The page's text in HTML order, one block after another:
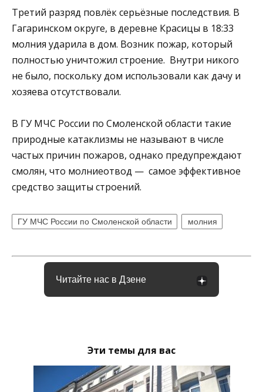
Третий разряд повлёк серьёзные последствия. В
Гагаринском округе, в деревне Красицы в 18:33
молния ударила в дом. Возник пожар, который
полностью уничтожил строение. Внутри никого
не было, поскольку дом использовали как дачу и
хозяева отсутствовали.
В ГУ МЧС России по Смоленской области такие
природные катаклизмы не называют в числе
частых причин пожаров, однако предупреждают
смолян, что молниеотвод — самое эффективное
средство защиты строений.
ГУ МЧС России по Смоленской области молния
Читайте нас в Дзене
Эти темы для вас